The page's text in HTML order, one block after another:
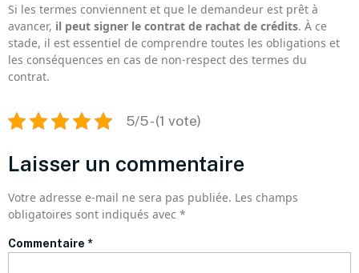
Si les termes conviennent et que le demandeur est prêt à
avancer, il peut signer le contrat de rachat de crédits. À ce
stade, il est essentiel de comprendre toutes les obligations et
les conséquences en cas de non-respect des termes du
contrat.
5/5 - (1 vote)
Laisser un commentaire
Votre adresse e-mail ne sera pas publiée. Les champs
obligatoires sont indiqués avec *
Commentaire *